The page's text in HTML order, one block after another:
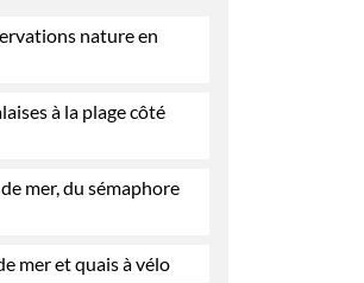
nature en
à la plage côté
mer, du sémaphore
mer et quais à vélo